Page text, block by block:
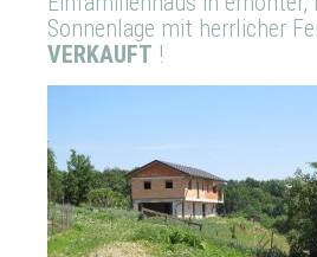
Sonnenlage mit herrlicher
VERKAUFT !